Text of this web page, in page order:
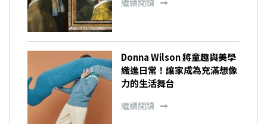
Donna Wilson 將童趣與美學
織進日常！讓家成為充滿想像
力的生活舞台
繼續閱讀